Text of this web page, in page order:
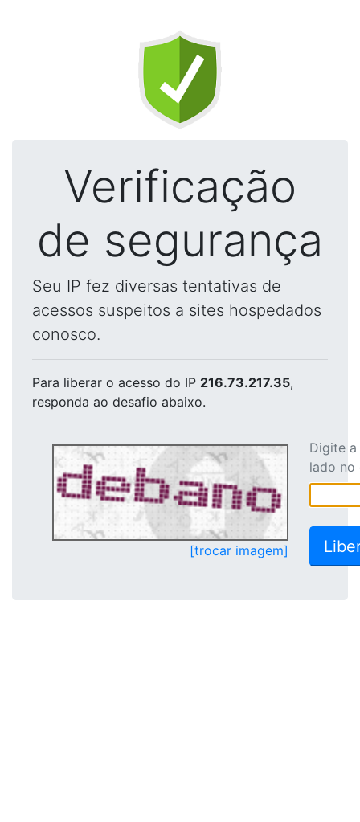
Verificação
de segurança
Seu IP fez diversas tentativas de
acessos suspeitos a sites hospedados
conosco.
Para liberar o acesso do IP 216.73.217.35,
responda ao desafio abaixo.
[trocar imagem]
Digite
lado no